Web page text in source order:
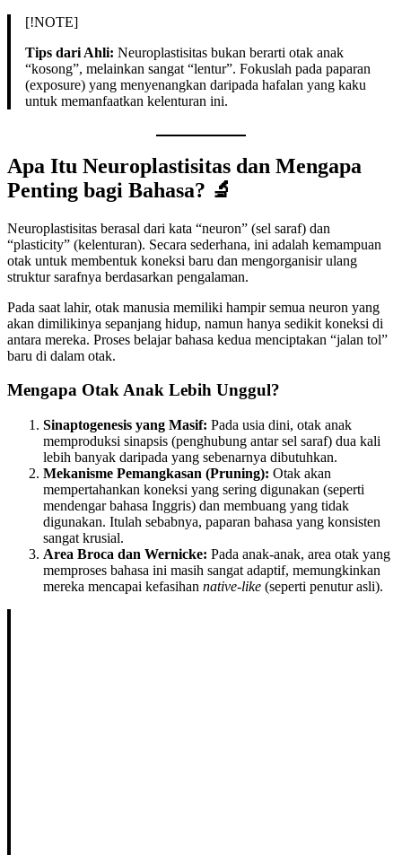
[!NOTE]
Tips dari Ahli: Neuroplastisitas bukan berarti otak anak
“kosong”, melainkan sangat “lentur”. Fokuslah pada paparan
(exposure) yang menyenangkan daripada hafalan yang kaku
untuk memanfaatkan kelenturan ini.
Apa Itu Neuroplastisitas dan Mengapa
Penting bagi Bahasa? 🔬
Neuroplastisitas berasal dari kata “neuron” (sel saraf) dan
“plasticity” (kelenturan). Secara sederhana, ini adalah kemampuan
otak untuk membentuk koneksi baru dan mengorganisir ulang
struktur sarafnya berdasarkan pengalaman.
Pada saat lahir, otak manusia memiliki hampir semua neuron yang
akan dimilikinya sepanjang hidup, namun hanya sedikit koneksi di
antara mereka. Proses belajar bahasa kedua menciptakan “jalan tol”
baru di dalam otak.
Mengapa Otak Anak Lebih Unggul?
Sinaptogenesis yang Masif: Pada usia dini, otak anak
memproduksi sinapsis (penghubung antar sel saraf) dua kali
lebih banyak daripada yang sebenarnya dibutuhkan.
Mekanisme Pemangkasan (Pruning): Otak akan
mempertahankan koneksi yang sering digunakan (seperti
mendengar bahasa Inggris) dan membuang yang tidak
digunakan. Itulah sebabnya, paparan bahasa yang konsisten
sangat krusial.
Area Broca dan Wernicke: Pada anak-anak, area otak yang
memproses bahasa ini masih sangat adaptif, memungkinkan
mereka mencapai kefasihan native-like (seperti penutur asli).